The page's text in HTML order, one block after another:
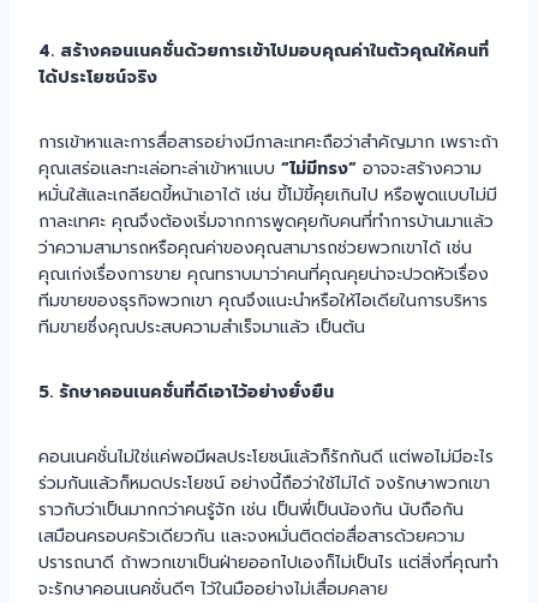
4. สร้างคอนเนคชั่นด้วยการเข้าไปมอบคุณค่าในตัวคุณให้คนที่
ได้ประโยชน์จริง
การเข้าหาและการสื่อสารอย่างมีกาละเทศะถือว่าสำคัญมาก เพราะถ้า
คุณเสร่อและทะเล่อทะล่าเข้าหาแบบ “ไม่มีทรง” อาจจะสร้างความ
หมั่นใส้และเกลียดขี้หน้าเอาได้ เช่น ขี้โม้ขี้คุยเกินไป หรือพูดแบบไม่มี
กาละเทศะ คุณจึงต้องเริ่มจากการพูดคุยกับคนที่ทำการบ้านมาแล้ว
ว่าความสามารถหรือคุณค่าของคุณสามารถช่วยพวกเขาได้ เช่น
คุณเก่งเรื่องการขาย คุณทราบมาว่าคนที่คุณคุยน่าจะปวดหัวเรื่อง
ทีมขายของธุรกิจพวกเขา คุณจึงแนะนำหรือให้ไอเดียในการบริหาร
ทีมขายซึ่งคุณประสบความสำเร็จมาแล้ว เป็นต้น
5. รักษาคอนเนคชั่นที่ดีเอาไว้อย่างยั่งยืน
คอนเนคชั่นไม่ใช่แค่พอมีผลประโยชน์แล้วก็รักกันดี แต่พอไม่มีอะไร
ร่วมกันแล้วก็หมดประโยชน์ อย่างนี้ถือว่าใช้ไม่ได้ จงรักษาพวกเขา
ราวกับว่าเป็นมากกว่าคนรู้จัก เช่น เป็นพี่เป็นน้องกัน นับถือกัน
เสมือนครอบครัวเดียวกัน และจงหมั่นติดต่อสื่อสารด้วยความ
ปรารถนาดี ถ้าพวกเขาเป็นฝ่ายออกไปเองก็ไม่เป็นไร แต่สิ่งที่คุณทำ
จะรักษาคอนเนคชั่นดีๆ ไว้ในมืออย่างไม่เสื่อมคลาย